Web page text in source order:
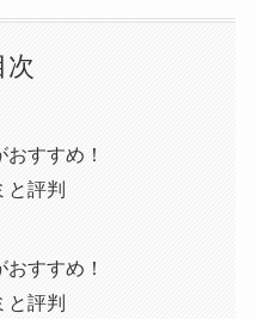
次
すすめ！
と評判
すすめ！
と評判